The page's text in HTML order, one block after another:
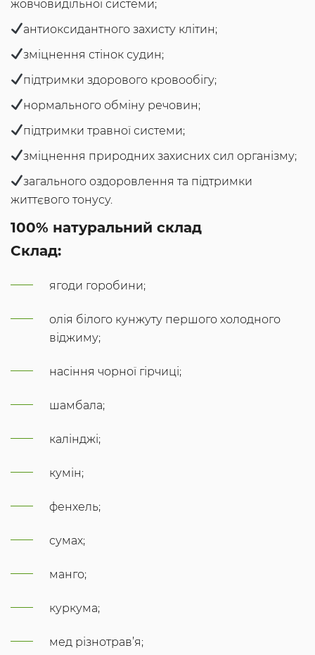
жовчовидільної системи;
антиоксидантного захисту клітин;
зміцнення стінок судин;
підтримки здорового кровообігу;
нормального обміну речовин;
підтримки травної системи;
зміцнення природних захисних сил організму;
загального оздоровлення та підтримки
життєвого тонусу.
100% натуральний склад
Склад:
ягоди горобини;
олія білого кунжуту першого холодного
віджиму;
насіння чорної гірчиці;
шамбала;
калінджі;
кумін;
фенхель;
сумах;
манго;
куркума;
мед різнотрав’я;